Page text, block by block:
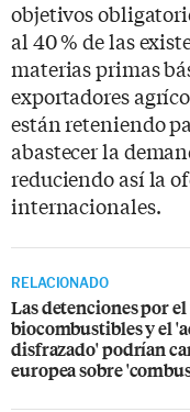
objetivos
al 40 % de las
materias primas
exportadores
están reteniendo
abastecer la
reduciendo así la
internacionales.
RELACIONADO
Las detenciones por
biocombustibles y el
disfrazado' podrían
europea sobre